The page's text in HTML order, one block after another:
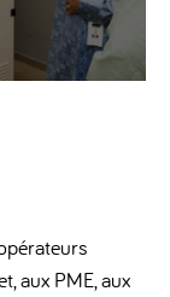
aux PME, aux